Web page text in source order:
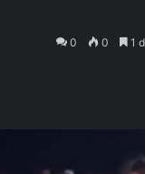
0 0 1